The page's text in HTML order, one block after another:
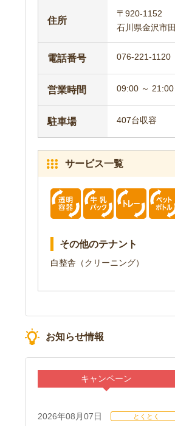
住所
〒920-1152
石川県金沢市
電話番号 076-221-1120
営業時間 09:00 ～ 21:00
駐車場 407台収容
サービス一覧
その他のテナント
白整舎（クリーニング）
お知らせ情報
キャンペーン
2026年08月07日 とくとく